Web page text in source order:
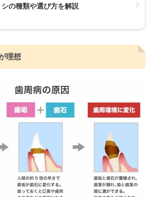
シの種類や選び方を解説
理想